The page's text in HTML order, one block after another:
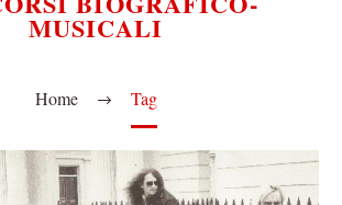
MUSICALI
Home Tag